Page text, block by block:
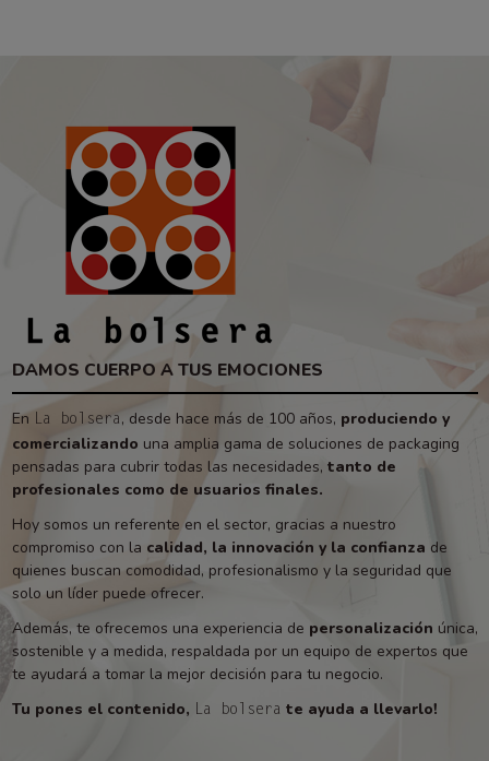
DAMOS CUERPO A TUS EMOCIONES
En La bolsera , desde hace más de 100 años, produciendo y
comercializando una amplia gama de soluciones de packaging
pensadas para cubrir todas las necesidades, tanto de
profesionales como de usuarios finales.
Hoy somos un referente en el sector, gracias a nuestro
compromiso con la calidad, la innovación y la confianza de
quienes buscan comodidad, profesionalismo y la seguridad que
solo un líder puede ofrecer.
Además, te ofrecemos una experiencia de personalización única,
sostenible y a medida, respaldada por un equipo de expertos que
te ayudará a tomar la mejor decisión para tu negocio.
Tu pones el contenido, La bolsera te ayuda a llevarlo!